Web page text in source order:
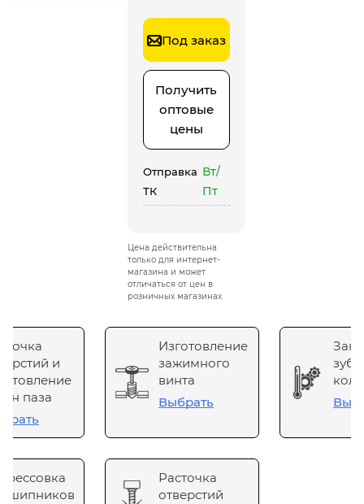
Под заказ
Получить
оптовые
цены
Отправка
ТК
Вт/
Пт
Цена действительна
только для интернет-
магазина и может
отличаться от цен в
розничных магазинах
и
паза
Изготовление
зажимного
винта
Выбрать
Расточка
отверстий